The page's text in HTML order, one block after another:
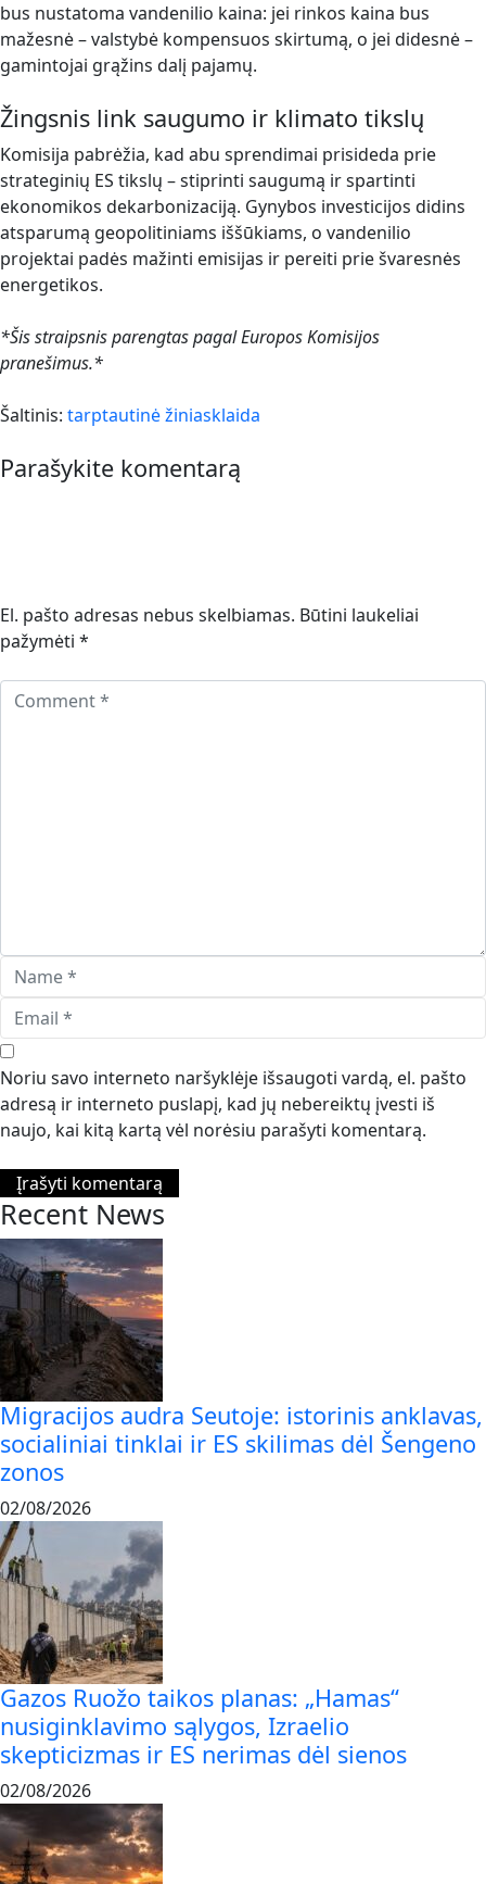
bus nustatoma vandenilio kaina: jei rinkos kaina bus
mažesnė – valstybė kompensuos skirtumą, o jei didesnė –
gamintojai grąžins dalį pajamų.
Žingsnis link saugumo ir klimato tikslų
Komisija pabrėžia, kad abu sprendimai prisideda prie
strateginių ES tikslų – stiprinti saugumą ir spartinti
ekonomikos dekarbonizaciją. Gynybos investicijos didins
atsparumą geopolitiniams iššūkiams, o vandenilio
projektai padės mažinti emisijas ir pereiti prie švaresnės
energetikos.
*Šis straipsnis parengtas pagal Europos Komisijos
pranešimus.*
Šaltinis: tarptautinė žiniasklaida
Parašykite komentarą
El. pašto adresas nebus skelbiamas. Būtini laukeliai
pažymėti *
Noriu savo interneto naršyklėje išsaugoti vardą, el. pašto
adresą ir interneto puslapį, kad jų nebereiktų įvesti iš
naujo, kai kitą kartą vėl norėsiu parašyti komentarą.
Recent News
Migracijos audra Seutoje: istorinis anklavas,
socialiniai tinklai ir ES skilimas dėl Šengeno
zonos
02/08/2026
Gazos Ruožo taikos planas: „Hamas“
nusiginklavimo sąlygos, Izraelio
skepticizmas ir ES nerimas dėl sienos
02/08/2026